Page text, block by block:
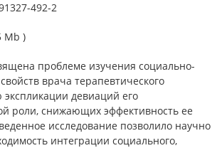
492-2
Mb )
проблеме изучения социально-
врача терапевтического
девиаций его
роли, снижающих эффективность ее
исследование позволило научно
интеграции социального,